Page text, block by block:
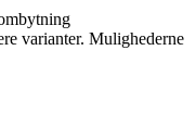
varianter. Mulighederne